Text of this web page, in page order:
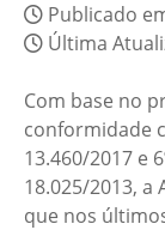
Publicado
Última
Com base no
conformidade
13.460/2017 e
18.025/2013, a
que nos